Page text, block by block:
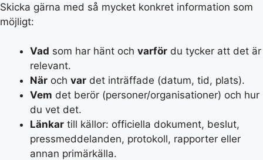
Skicka gärna med så mycket konkret information som
möjligt:
Vad som har hänt och varför du tycker att det är
relevant.
När och var det inträffade (datum, tid, plats).
Vem det berör (personer/organisationer) och hur
du vet det.
Länkar till källor: officiella dokument, beslut,
pressmeddelanden, protokoll, rapporter eller
annan primärkälla.